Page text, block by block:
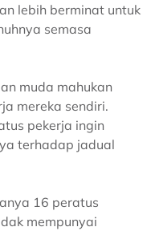
lebih berminat untuk
semasa
muda mahukan
mereka sendiri.
pekerja ingin
terhadap jadual
16 peratus
mempunyai